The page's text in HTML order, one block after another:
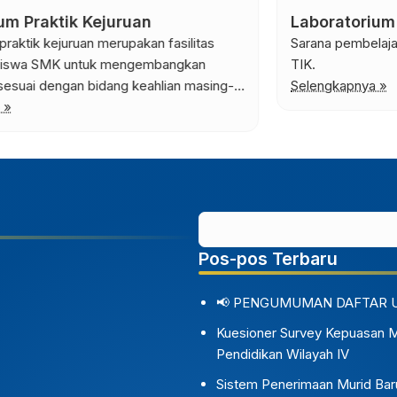
Laboratorium Komputer
Sarana pembelajaran mapel Informatika ataupun eskul
TIK.
Selengkapnya »
Pos-pos Terbaru
📢 PENGUMUMAN DAFTAR
Kuesioner Survey Kepuasan
Pendidikan Wilayah IV
Sistem Penerimaan Murid